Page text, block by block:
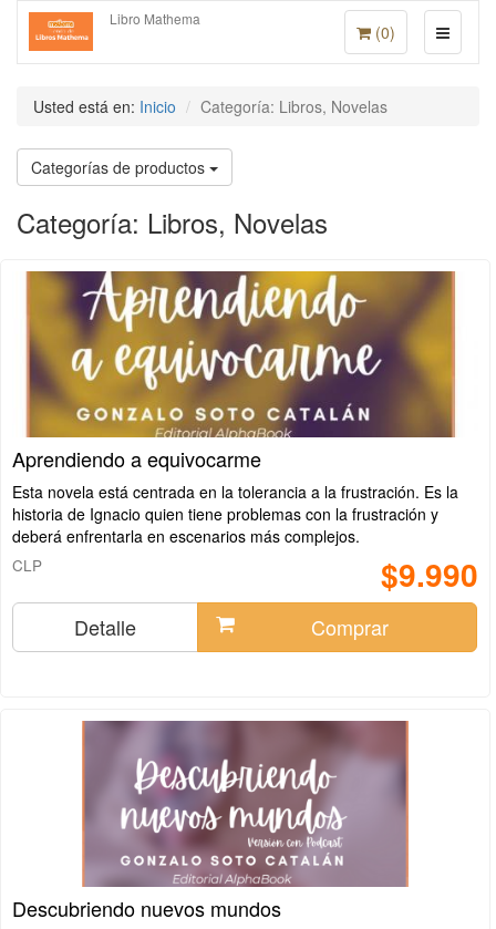
(0)
Libro Mathema
Usted está en: Inicio Categoría: Libros, Novelas
Categorías de productos
Categoría: Libros, Novelas
Aprendiendo a equivocarme
Esta novela está centrada en la tolerancia a la frustración. Es la
historia de Ignacio quien tiene problemas con la frustración y
deberá enfrentarla en escenarios más complejos.
$9.990
CLP
Detalle Comprar
Descubriendo nuevos mundos